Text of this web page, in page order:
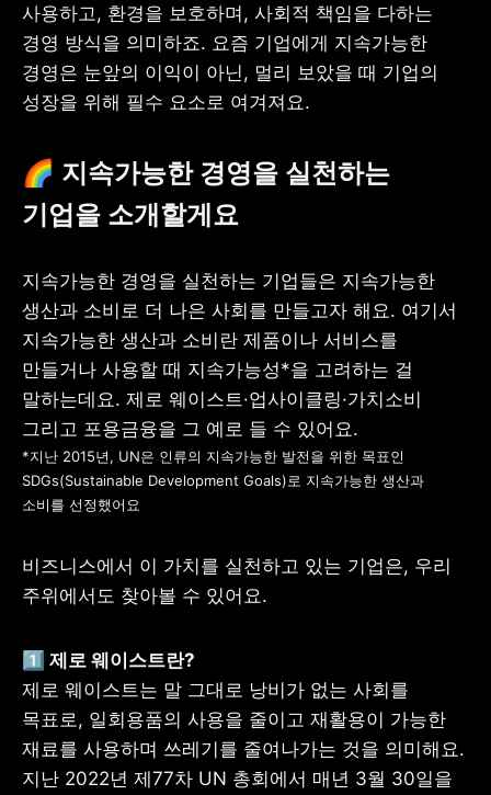
사용하고, 환경을 보호하며, 사회적 책임을 다하는
경영 방식을 의미하죠. 요즘 기업에게 지속가능한
경영은 눈앞의 이익이 아닌, 멀리 보았을 때 기업의
성장을 위해 필수 요소로 여겨져요.
🌈 지속가능한 경영을 실천하는
기업을 소개할게요
지속가능한 경영을 실천하는 기업들은 지속가능한
생산과 소비로 더 나은 사회를 만들고자 해요. 여기서
지속가능한 생산과 소비란 제품이나 서비스를
만들거나 사용할 때 지속가능성*을 고려하는 걸
말하는데요. 제로 웨이스트·업사이클링·가치소비
*지난 2015년, UN은 인류의 지속가능한 발전을 위한 목표인
SDGs(Sustainable Development Goals)로 지속가능한 생산과
소비를 선정했어요
비즈니스에서 이 가치를 실천하고 있는 기업은, 우리
주위에서도 찾아볼 수 있어요.
제로 웨이스트는 말 그대로 낭비가 없는 사회를
목표로, 일회용품의 사용을 줄이고 재활용이 가능한
재료를 사용하며 쓰레기를 줄여나가는 것을 의미해요.
지난 2022년 제77차 UN 총회에서 매년 3월 30일을